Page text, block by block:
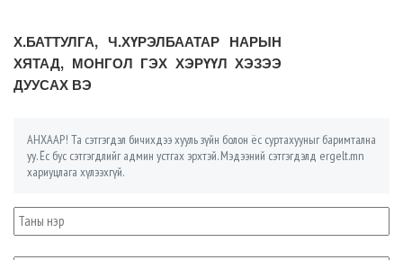
Х.БАТТУЛГА, Ч.ХҮРЭЛБААТАР НАРЫН
ХЯТАД, МОНГОЛ ГЭХ ХЭРҮҮЛ ХЭЗЭЭ
ДУУСАХ ВЭ
АНХААР! Та сэтгэгдэл бичихдээ хууль зүйн болон ёс суртахууныг баримтална
уу. Ёс бус сэтгэгдлийг админ устгах эрхтэй. Мэдээний сэтгэгдэлд ergelt.mn
хариуцлага хүлээхгүй.